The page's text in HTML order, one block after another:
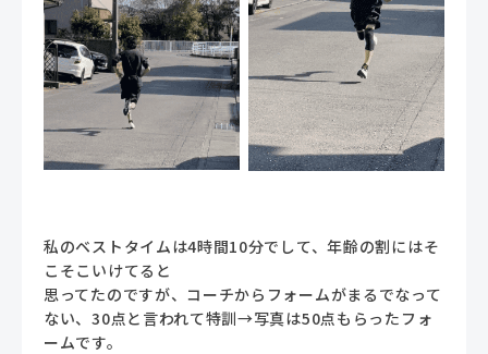
私のベストタイムは4時間10分でして、年齢の割にはそ
こそこいけてると
思ってたのですが、コーチからフォームがまるでなって
ない、30点と言われて特訓→写真は50点もらったフォ
ームです。